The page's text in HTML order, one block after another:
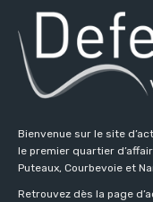
Bienvenue sur le site
le premier quartier
Puteaux, Courbevoie et
Retrouvez dès la page